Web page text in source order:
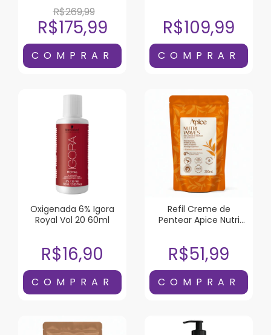
R$269,99
R$175,99 R$109,99
Oxigenada 6% Igora
Royal Vol 20 60ml
R$16,90
Refil Creme de
Pentear Apice Nutri
R$51,99